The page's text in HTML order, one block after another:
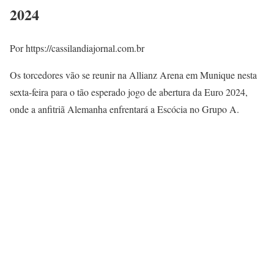
2024
Por https://cassilandiajornal.com.br
Os torcedores vão se reunir na Allianz Arena em Munique nesta
sexta-feira para o tão esperado jogo de abertura da Euro 2024,
onde a anfitriã Alemanha enfrentará a Escócia no Grupo A.